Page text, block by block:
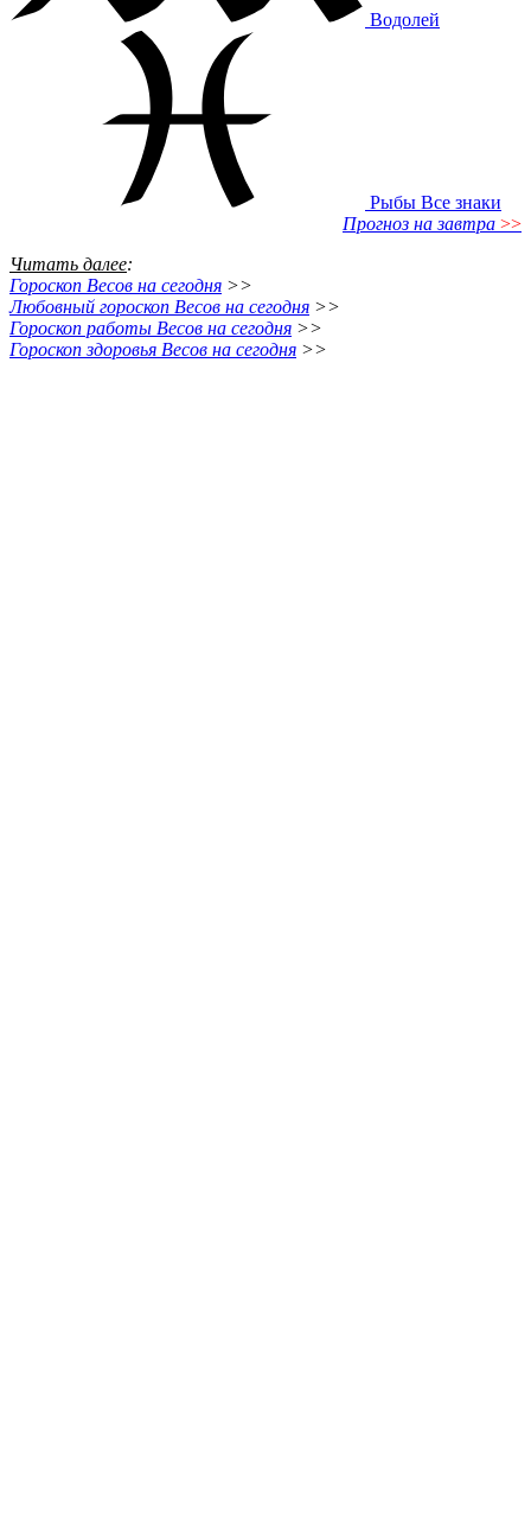
Водолей
Рыбы Все знаки
Прогноз на завтра >>
Читать далее:
Гороскоп Весов на сегодня >>
Любовный гороскоп Весов на сегодня >>
Гороскоп работы Весов на сегодня >>
Гороскоп здоровья Весов на сегодня >>